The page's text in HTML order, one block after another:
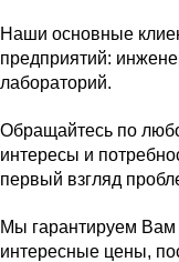
Наши основные
предприятий:
лабораторий.
Обращайтесь по
интересы и
первый взгляд
Мы гарантируем Вам
интересные цены,